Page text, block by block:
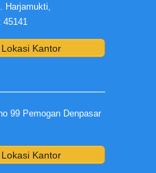
Harjamukti,
45141
Kantor
99 Pemogan Denpasar
Kantor